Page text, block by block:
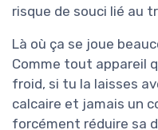
risque de souci lié au
Là où ça se joue
Comme tout appareil
froid, si tu la laisses
calcaire et jamais un
forcément réduire sa